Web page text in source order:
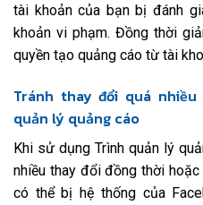
tài khoản của bạn bị đánh
khoản vi phạm. Đồng thời
quyền tạo quảng cáo từ tài
Tránh thay đổi quá
quản lý quảng cáo
Khi sử dụng Trình quản lý
nhiều thay đổi đồng thời
có thể bị hệ thống của